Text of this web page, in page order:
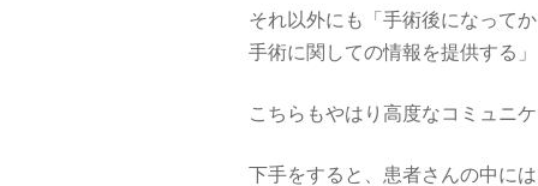
それ以外にも「手術後になって
手術に関しての情報を提供する
こちらもやはり高度なコミュニ
下手をすると、患者さんの中に